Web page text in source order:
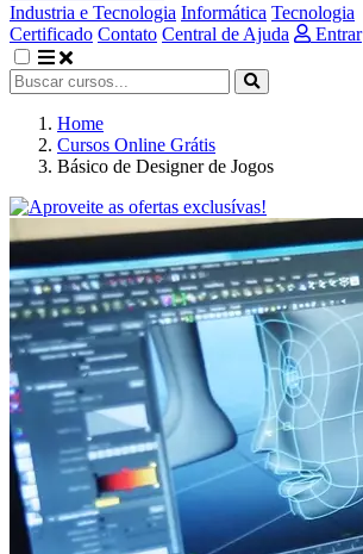
Industria e Tecnologia Informática Tecnologia
Certificado Contato Central de Ajuda Entrar
Home
Cursos Online Grátis
Básico de Designer de Jogos